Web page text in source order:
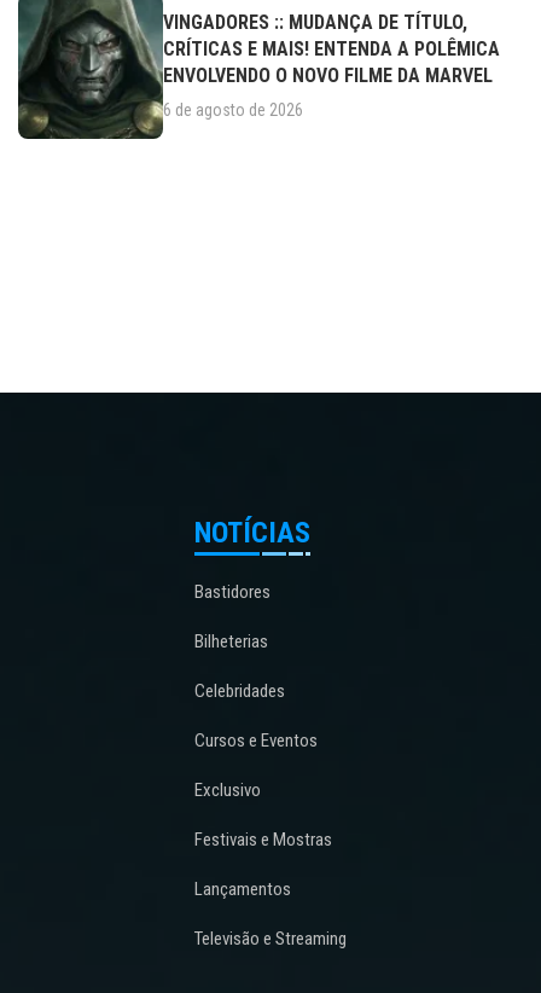
VINGADORES :: MUDANÇA DE TÍTULO,
CRÍTICAS E MAIS! ENTENDA A POLÊMICA
ENVOLVENDO O NOVO FILME DA MARVEL
6 de agosto de 2026
NOTÍCIAS
Bastidores
Bilheterias
Celebridades
Cursos e Eventos
Exclusivo
Festivais e Mostras
Lançamentos
Televisão e Streaming